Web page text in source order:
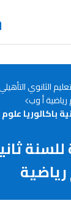
الثانوي التأهيلي
رياضية أ وب
باكالوريا
للسنة
رياضية